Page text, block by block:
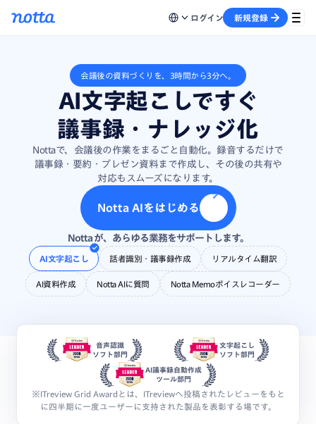
ログイン 新規登録
会議後の資料づくりを、3時間から3分へ。
AI文字起こしですぐ
議事録・ナレッジ化
Nottaで、会議後の作業をまるごと自動化。録音するだけで
議事録・要約・プレゼン資料まで作成し、その後の共有や
対応もスムーズになります。
Notta AIをはじめる
Notta が、あらゆる業務をサポートします。
AI文字起こし 話者識別・議事録作成 リアルタイム翻訳
AI資料作成 Notta AIに質問 Notta Memoボイスレコーダー
音声認識
ソフト部門
AI議事録自動作成
ツール部門
文字起こし
ソフト部門
※ITreview Grid Awardとは、ITreviewへ投稿されたレビューをもと
に四半期に一度ユーザーに支持された製品を表彰する場です。